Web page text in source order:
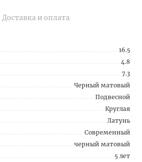
Доставка и оплата
16.5
4.8
7.3
Черный матовый
Подвесной
Круглая
Латунь
Современный
черный матовый
5 лет